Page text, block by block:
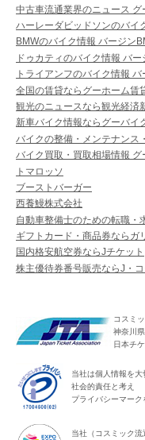
中古車流通業界のニュース
ハーレーダビッドソンのバイ
BMWのバイク情報 バージン
ドゥカティのバイク情報 バ
トライアンフのバイク情報
全国の賃貸ならグーホーム賃
観光のニュースなら観光経済
新車バイク情報ならグーバイ
バイクの整備・メンテナンス
バイク買取・買取相場情報 グ
トマロッソ
ブーストバーガー
西養鰻株式会社
自動車整備士のための転職・
ギフトカード・商品券ならガ
国内格安航空券ならJチケット
株主優待券番号販売ならJ・
コスミ
神奈川
日本チ
当社は個人情報を
社会的責任と考え
プライバシーマーク
当社（コスミック